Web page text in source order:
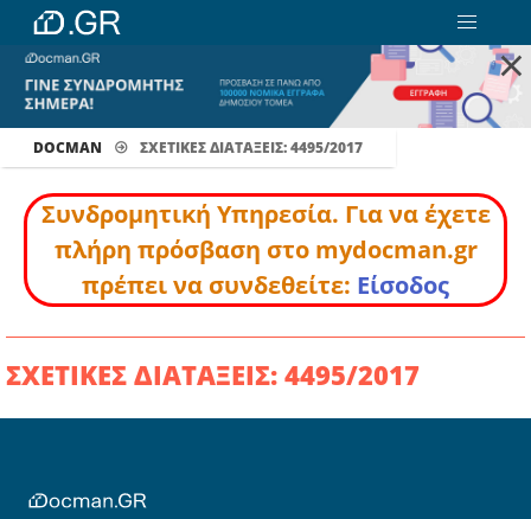
×
DOCMAN ΣΧΕΤΙΚΕΣ ΔΙΑΤΑΞΕΙΣ: 4495/2017
Συνδρομητική Υπηρεσία. Για να έχετε
πλήρη πρόσβαση στο mydocman.gr
πρέπει να συνδεθείτε: Είσοδος
ΣΧΕΤΙΚΕΣ ΔΙΑΤΑΞΕΙΣ: 4495/2017